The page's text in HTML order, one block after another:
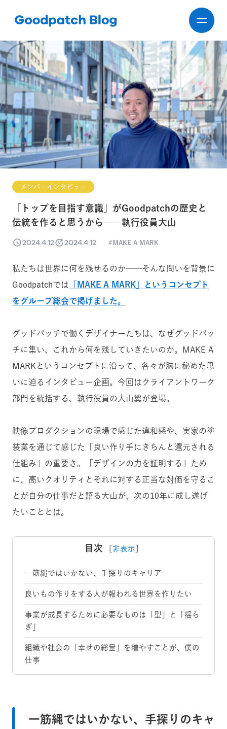
メンバーインタビュー
「トップを目指す意識」がGoodpatchの歴史と
伝統を作ると思うから——執行役員大山
2024.4.12 2024.4.12 MAKE A MARK
私たちは世界に何を残せるのか──そんな問いを背景に
Goodpatchでは
「MAKE A MARK」というコンセプト
をグループ総会で掲げました。
グッドパッチで働くデザイナーたちは、なぜグッドパッ
チに集い、これから何を残していきたいのか。MAKE A
MARKというコンセプトに沿って、各々が胸に秘めた思
いに迫るインタビュー企画。今回は クライアントワーク
部門を統括する、執行役員の大山翼が登場。
映像プロダクションの現場で感じた違和感や、実家の塗
装業を通じて感じた「良い作り手にきちんと還元される
仕組み」の重要さ。「デザインの力を証明する」ため
に、高いクオリティとそれに対する正当な対価を守るこ
とが自分の仕事だと語る大山が、次の10年に成し遂げ
たいこととは。
目次 非表示
一筋縄ではいかない、手探りのキャリア
良いもの作りをする人が報われる世界を作りたい
事業が成長するために必要なものは「型」と「揺ら
ぎ」
組織や社会の「幸せの総量」を増やすことが、僕の
仕事
一筋縄ではいかない、手探りのキャ